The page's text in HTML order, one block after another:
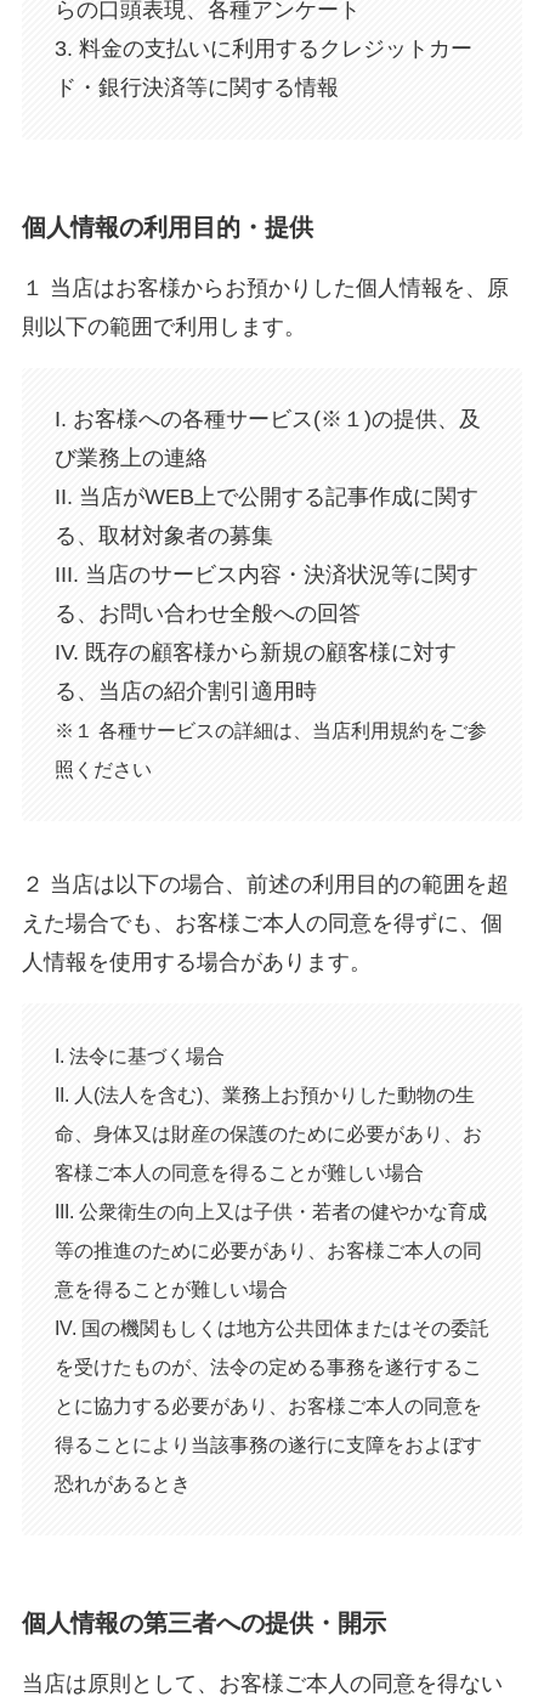
らの口頭表現、各種アンケート
3. 料金の支払いに利用するクレジットカー
ド・銀行決済等に関する情報
個人情報の利用目的・提供
１ 当店はお客様からお預かりした個人情報を、原
則以下の範囲で利用します。
I. お客様への各種サービス(※１)の提供、及
び業務上の連絡
II. 当店がWEB上で公開する記事作成に関す
る、取材対象者の募集
III. 当店のサービス内容・決済状況等に関す
る、お問い合わせ全般への回答
IV. 既存の顧客様から新規の顧客様に対す
る、当店の紹介割引適用時
※１ 各種サービスの詳細は、当店利用規約をご参
照ください
２ 当店は以下の場合、前述の利用目的の範囲を超
えた場合でも、お客様ご本人の同意を得ずに、個
人情報を使用する場合があります。
I. 法令に基づく場合
II. 人(法人を含む)、業務上お預かりした動物の生
命、身体又は財産の保護のために必要があり、お
客様ご本人の同意を得ることが難しい場合
III. 公衆衛生の向上又は子供・若者の健やかな育成
等の推進のために必要があり、お客様ご本人の同
意を得ることが難しい場合
IV. 国の機関もしくは地方公共団体またはその委託
を受けたものが、法令の定める事務を遂行するこ
とに協力する必要があり、お客様ご本人の同意を
得ることにより当該事務の遂行に支障をおよぼす
恐れがあるとき
個人情報の第三者への提供・開示
当店は原則として、お客様ご本人の同意を得ない